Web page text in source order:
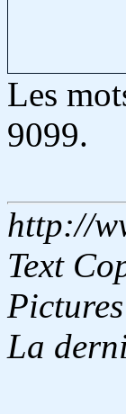
Les
9099.
http://
Text
La